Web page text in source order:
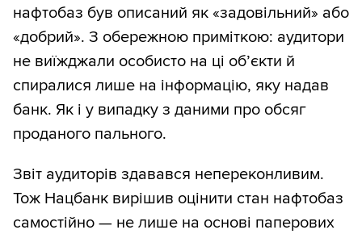
нафтобаз був описаний як «задовільний» або
«добрий». З обережною приміткою: аудитори
не виїжджали особисто на ці об’єкти й
спиралися лише на інформацію, яку надав
банк. Як і у випадку з даними про обсяг
проданого пального.
Звіт аудиторів здавався непереконливим.
Тож Нацбанк вирішив оцінити стан нафтобаз
самостійно — не лише на основі паперових